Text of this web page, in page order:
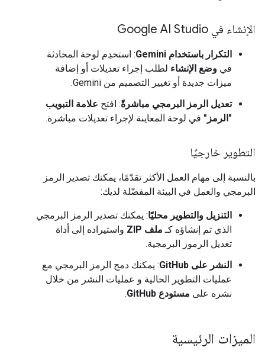
الإنشاء في Google AI Studio
التكرار باستخدام Gemini
: استخدِم لوحة المحادثة
في وضع الإنشاء لطلب إجراء تعديلات أو إضافة
ميزات جديدة أو تغيير التصميم من Gemini.
تعديل الرمز البرمجي مباشرةً: افتح علامة التبويب
"الرمز" في لوحة المعاينة لإجراء تعديلات مباشرة.
التطوير خارجيًا
بالنسبة إلى مهام العمل الأكثر تقدّمًا، يمكنك تصدير الرمز
البرمجي والعمل في البيئة المفضّلة لديك:
التنزيل والتطوير محليًا: يمكنك تصدير الرمز البرمجي
الذي تم إنشاؤه كـ ملف ZIP
واستيراده إلى أداة
تعديل الرموز البرمجية.
النشر على GitHub
: يمكنك دمج الرمز البرمجي مع
عمليات التطوير الحالية و عمليات النشر من خلال
نشره على مستودع GitHub .
الميزات الرئيسية